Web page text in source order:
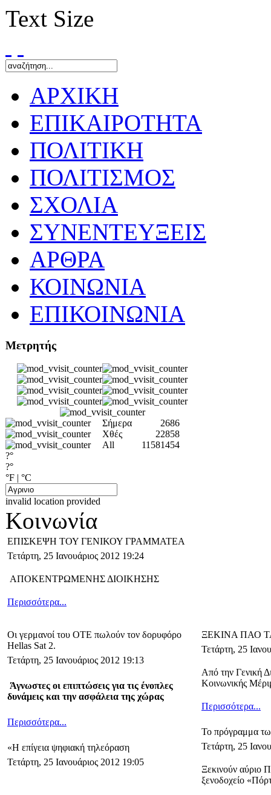
Text Size
ΑΡΧΙΚΗ
ΕΠΙΚΑΙΡΟΤΗΤΑ
ΠΟΛΙΤΙΚΗ
ΠΟΛΙΤΙΣΜΟΣ
ΣΧΟΛΙΑ
ΣΥΝΕΝΤΕΥΞΕΙΣ
ΑΡΘΡΑ
ΚΟΙΝΩΝΙΑ
ΕΠΙΚΟΙΝΩΝΙΑ
Μετρητής
Σήμερα
2686
Χθές
22858
All
11581454
?°
?°
°F | °C
invalid location provided
Κοινωνία
ΕΠΙΣΚΕΨΗ ΤΟΥ ΓΕΝΙΚΟΥ ΓΡΑΜΜΑΤΕΑ
Τετάρτη, 25 Ιανουάριος 2012 19:24
ΑΠΟΚΕΝΤΡΩΜΕΝΗΣ ΔΙΟΙΚΗΣΗΣ
Περισσότερα...
Οι γερμανοί του ΟΤΕ πωλούν τον δορυφόρο
Hellas Sat 2.
Τετάρτη, 25 Ιανουάριος 2012 19:13
Άγνωστες οι επιπτώσεις για τις ένοπλες
δυνάμεις και την ασφάλεια της χώρας
Περισσότερα...
«Η επίγεια ψηφιακή τηλεόραση
Τετάρτη, 25 Ιανουάριος 2012 19:05
ΞΕΚΙΝΑ ΠΑΟ
Τετάρτη, 25
Από την Γενική
Κοινωνικής
Περισσότερα...
Το πρόγραμμα
Τετάρτη, 25
Ξεκινούν αύριο
ξενοδοχείο